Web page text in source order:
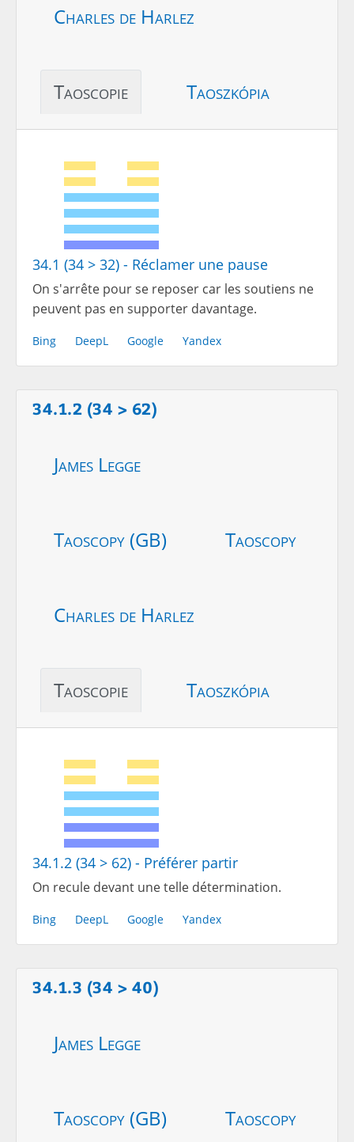
Charles de Harlez
Taoscopie Taoszkópia
34.1 (34 > 32) - Réclamer une pause
On s'arrête pour se reposer car les soutiens ne
peuvent pas en supporter davantage.
Bing DeepL Google Yandex
34.1.2 (34 > 62)
James Legge
Taoscopy (GB) Taoscopy
Charles de Harlez
Taoscopie Taoszkópia
34.1.2 (34 > 62) - Préférer partir
On recule devant une telle détermination.
Bing DeepL Google Yandex
34.1.3 (34 > 40)
James Legge
Taoscopy (GB) Taoscopy